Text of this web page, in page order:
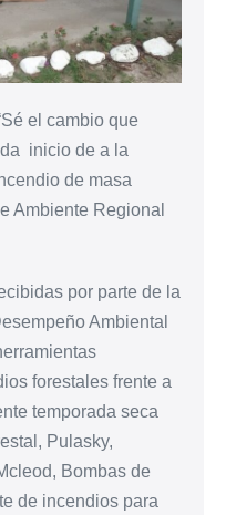
el cambio que
inicio de a la
de masa
Ambiente Regional
por parte de la
Ambiental
forestales frente a
temporada seca
Pulasky,
Bombas de
de incendios para